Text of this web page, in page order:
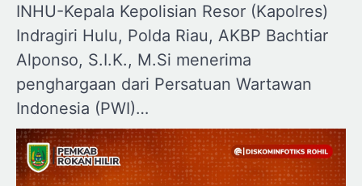
INHU-Kepala Kepolisian Resor (Kapolres)
Indragiri Hulu, Polda Riau, AKBP Bachtiar
Alponso, S.I.K., M.Si menerima
penghargaan dari Persatuan Wartawan
Indonesia (PWI)…